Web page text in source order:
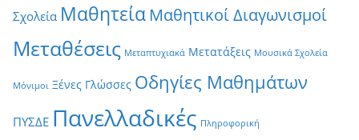
Σχολεία Μαθητεία Μαθητικοί Διαγωνισμοί
Μεταθέσεις Μεταπτυχιακά Μετατάξεις Μουσικά Σχολεία
Μόνιμοι Ξένες Γλώσσες Οδηγίες Μαθημάτων
ΠΥΣΔΕ Πανελλαδικές Πληροφορική